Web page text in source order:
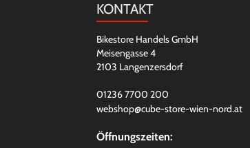
KONTAKT
Bikestore Handels GmbH
Meisengasse 4
2103 Langenzersdorf
01236 7700 200
webshop@cube-store-wien-nord.at
Öffnungszeiten: